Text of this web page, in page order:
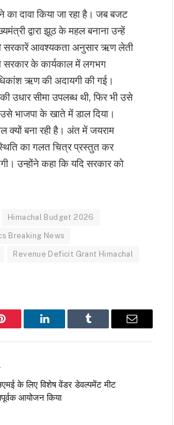
दावा किया जा रहा है। जब बजट
द्वारा झूठ के महल बनाना उन्हें
सरकारें आवश्यकता अनुसार ऋण लेती
सरकार के कार्यकाल में लगभग
ऋण की अदायगी की गई।
उधार सीमा उपलब्ध थी, फिर भी उसे
भाजपा के खाते में डाल दिया।
क्यों बना रही है। अंत में जयराम
का गलत चित्र प्रस्तुत कर
उन्होंने कहा कि यदि सरकार को
Himachal Budget 2026
Breaking News
Revenue Deficit Grant Himachal
Pinterest LinkedIn Tumblr Email
के लिए विशेष वेंडर डेवल्पमेंट मीट
आयोजन किया